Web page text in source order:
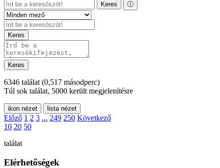
Keres ⓘ
Keres
Keres
6346 találat (0,517 másodperc)
Túl sok találat, 5000 került megjelenítésre
ikon nézet lista nézet
Előző 1 2 3 ... 249 250 Következő
10 20 50
találat
Elérhetőségek